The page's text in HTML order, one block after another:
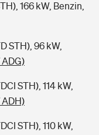
166 kW, Benzin,
STH), 96 kW,
STH), 114 kW,
STH), 110 kW,